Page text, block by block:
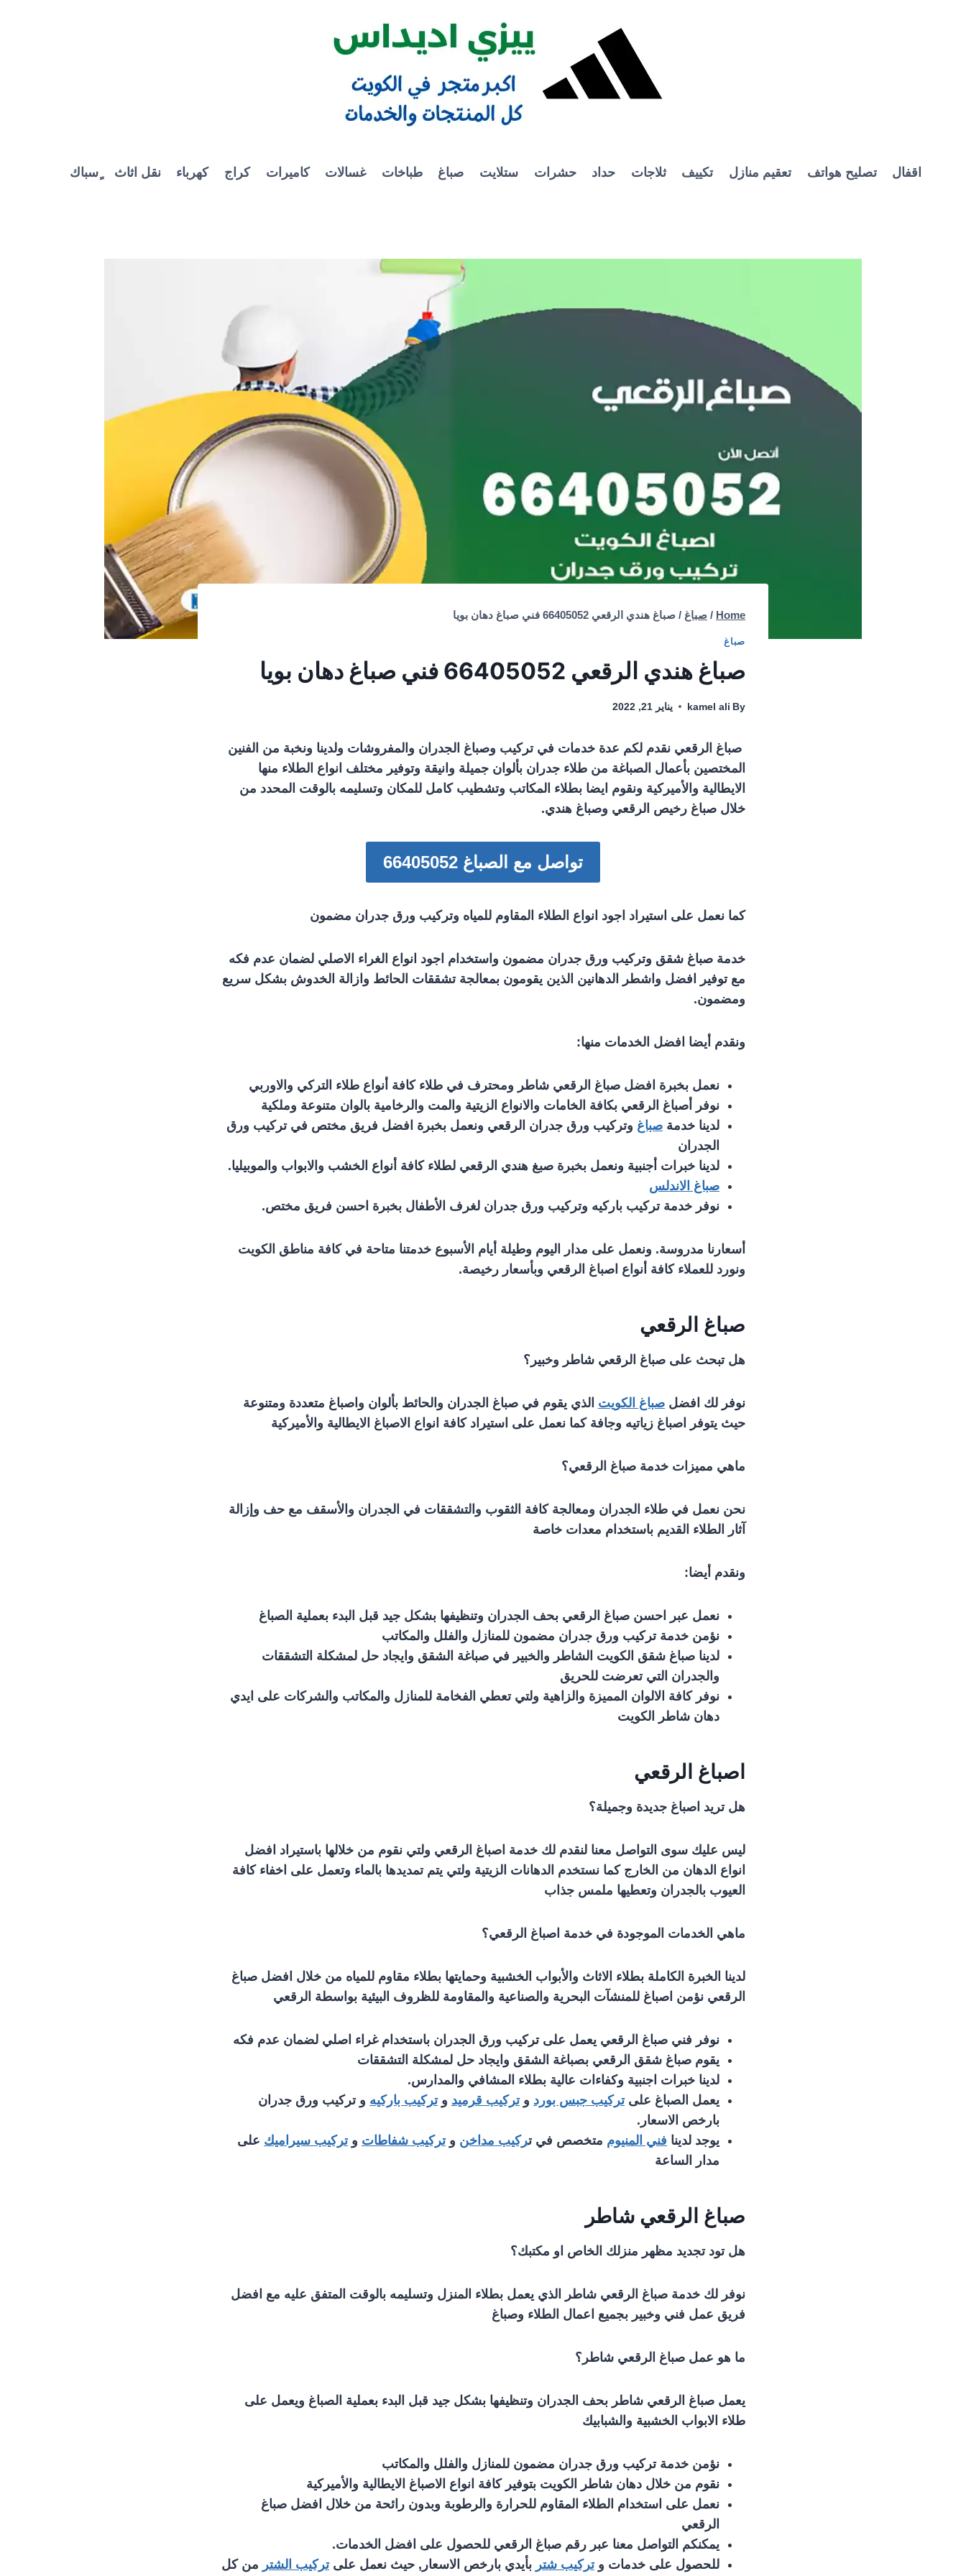
اقفال تصليح هواتف تعقيم منازل تكييف ثلاجات حداد حشرات ستلايت صباغ طباخات غسالات كاميرات كراج كهرباء نقل اثاث ٍسباك
Home
/ صباغ / صباغ هندي الرقعي 66405052 فني صباغ دهان بويا
صباغ
صباغ هندي الرقعي 66405052 فني صباغ دهان بويا
By
kamel ali يناير 21, 2022
صباغ الرقعي نقدم لكم عدة خدمات في تركيب وصباغ الجدران والمفروشات ولدينا ونخبة من الفنين
المختصين بأعمال الصباغة من طلاء جدران بألوان جميلة وانيقة وتوفير مختلف انواع الطلاء منها
الايطالية والأميركية ونقوم ايضا بطلاء المكاتب وتشطيب كامل للمكان وتسليمه بالوقت المحدد من
خلال صباغ رخيص الرقعي وصباغ هندي.
تواصل مع الصباغ 66405052
كما نعمل على استيراد اجود انواع الطلاء المقاوم للمياه وتركيب ورق جدران مضمون
خدمة صباغ شقق وتركيب ورق جدران مضمون واستخدام اجود انواع الغراء الاصلي لضمان عدم فكه
مع توفير افضل واشطر الدهانين الذين يقومون بمعالجة تشققات الحائط وازالة الخدوش بشكل سريع
ومضمون.
ونقدم أيضا افضل الخدمات منها:
نعمل بخبرة افضل صباغ الرقعي شاطر ومحترف في طلاء كافة أنواع طلاء التركي والاوربي
نوفر أصباغ الرقعي بكافة الخامات والانواع الزيتية والمت والرخامية بالوان متنوعة وملكية
لدينا خدمة صباغ وتركيب ورق جدران الرقعي ونعمل بخبرة افضل فريق مختص في تركيب ورق
الجدران
لدينا خبرات أجنبية ونعمل بخبرة صبغ هندي الرقعي لطلاء كافة أنواع الخشب والابواب والموبيليا.
صباغ الاندلس
نوفر خدمة تركيب باركيه وتركيب ورق جدران لغرف الأطفال بخبرة احسن فريق مختص.
أسعارنا مدروسة. ونعمل على مدار اليوم وطيلة أيام الأسبوع خدمتنا متاحة في كافة مناطق الكويت
ونورد للعملاء كافة أنواع اصباغ الرقعي وبأسعار رخيصة.
صباغ الرقعي
هل تبحث على صباغ الرقعي شاطر وخبير؟
نوفر لك افضل صباغ الكويت الذي يقوم في صباغ الجدران والحائط بألوان واصباغ متعددة ومتنوعة
حيث يتوفر اصباغ زياتيه وجافة كما نعمل على استيراد كافة انواع الاصباغ الايطالية والأميركية
ماهي مميزات خدمة صباغ الرقعي؟
نحن نعمل في طلاء الجدران ومعالجة كافة الثقوب والتشققات في الجدران والأسقف مع حف وإزالة
آثار الطلاء القديم باستخدام معدات خاصة
ونقدم أيضا:
نعمل عبر احسن صباغ الرقعي بحف الجدران وتنظيفها بشكل جيد قبل البدء بعملية الصباغ
نؤمن خدمة تركيب ورق جدران مضمون للمنازل والفلل والمكاتب
لدينا صباغ شقق الكويت الشاطر والخبير في صباغة الشقق وايجاد حل لمشكلة التشققات
والجدران التي تعرضت للحريق
نوفر كافة الالوان المميزة والزاهية ولتي تعطي الفخامة للمنازل والمكاتب والشركات على ايدي
دهان شاطر الكويت
اصباغ الرقعي
هل تريد اصباغ جديدة وجميلة؟
ليس عليك سوى التواصل معنا لنقدم لك خدمة اصباغ الرقعي ولتي نقوم من خلالها باستيراد افضل
انواع الدهان من الخارج كما نستخدم الدهانات الزيتية ولتي يتم تمديدها بالماء وتعمل على اخفاء كافة
العيوب بالجدران وتعطيها ملمس جذاب
ماهي الخدمات الموجودة في خدمة اصباغ الرقعي؟
لدينا الخبرة الكاملة بطلاء الاثاث والأبواب الخشبية وحمايتها بطلاء مقاوم للمياه من خلال افضل صباغ
الرقعي نؤمن اصباغ للمنشآت البحرية والصناعية والمقاومة للظروف البيئية بواسطة الرقعي
نوفر فني صباغ الرقعي يعمل على تركيب ورق الجدران باستخدام غراء اصلي لضمان عدم فكه
يقوم صباغ شقق الرقعي بصباغة الشقق وايجاد حل لمشكلة التشققات
لدينا خبرات اجنبية وكفاءات عالية بطلاء المشافي والمدارس.
يعمل الصباغ علىتركيب جبس بورد وتركيب قرميد وتركيب باركيه و تركيب ورق جدران
بارخص الاسعار.
يوجد لدينا فني المنيوم متخصص في تركيب مداخن وتركيب شفاطات وتركيب سيراميك على
مدار الساعة
صباغ الرقعي شاطر
هل تود تجديد مظهر منزلك الخاص او مكتبك؟
نوفر لك خدمة صباغ الرقعي شاطر الذي يعمل بطلاء المنزل وتسليمه بالوقت المتفق عليه مع افضل
فريق عمل فني وخبير بجميع اعمال الطلاء وصباغ
ما هو عمل صباغ الرقعي شاطر؟
يعمل صباغ الرقعي شاطر بحف الجدران وتنظيفها بشكل جيد قبل البدء بعملية الصباغ ويعمل على
طلاء الابواب الخشبية والشبابيك
نؤمن خدمة تركيب ورق جدران مضمون للمنازل والفلل والمكاتب
نقوم من خلال دهان شاطر الكويت بتوفير كافة انواع الاصباغ الايطالية والأميركية
نعمل على استخدام الطلاء المقاوم للحرارة والرطوبة وبدون رائحة من خلال افضل صباغ
الرقعي
يمكنكم التواصل معنا عبر رقم صباغ الرقعي للحصول على افضل الخدمات.
للحصول على خدمات وتركيب شتر بأيدي بارخص الاسعار, حيث نعمل علىتركيب الشتر من كل